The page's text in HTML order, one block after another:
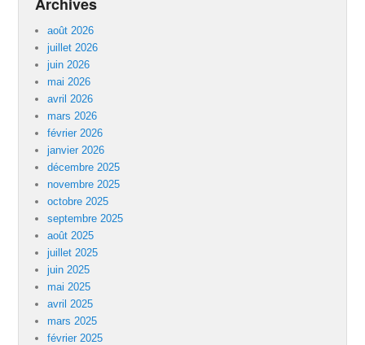
août 2026
juillet 2026
juin 2026
mai 2026
avril 2026
mars 2026
février 2026
janvier 2026
décembre 2025
novembre 2025
octobre 2025
septembre 2025
août 2025
juillet 2025
juin 2025
mai 2025
avril 2025
mars 2025
février 2025